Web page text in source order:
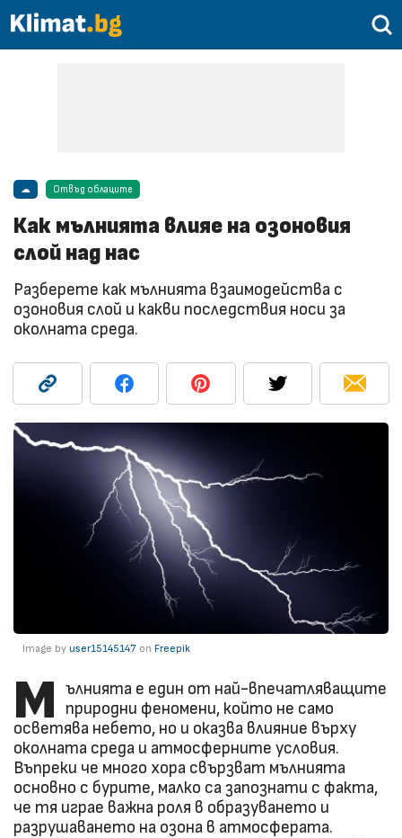
☁ Отвъд облаците
Как мълнията влияе на озоновия
слой над нас
Разберете как мълнията взаимодейства с
озоновия слой и какви последствия носи за
околната среда.
Image by user15145147 on Freepik
М
ълнията е един от най-впечатляващите
природни феномени, който не само
осветява небето, но и оказва влияние върху
околната среда и атмосферните условия.
Въпреки че много хора свързват мълнията
основно с бурите, малко са запознати с факта,
че тя играе важна роля в образуването и
разрушаването на озона в атмосферата.